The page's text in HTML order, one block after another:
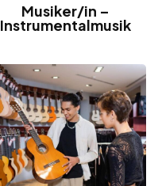
Musiker/in –
Instrumentalmusik